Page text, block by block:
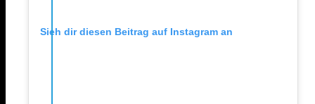
Sieh dir diesen Beitrag auf Instagram an